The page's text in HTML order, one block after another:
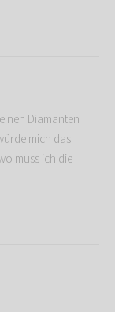
Diamanten
mich das
muss ich die